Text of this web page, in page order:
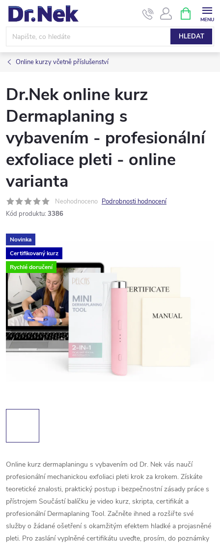
Přejít
obsah
HLEDAT
NÁKUPNÍ
KOŠÍK
Online kurzy včetně příslušenství
Dr.Nek online kurz
Dermaplaning s
vybavením - profesionální
exfoliace pleti - online
varianta
Neohodnoceno Podrobnosti hodnocení
Kód produktu: 3386
Novinka
Certifikovaný kurz
Rychlé doručení
Online kurz dermaplaningu s vybavením od Dr. Nek vás naučí
profesionální mechanickou exfoliaci pleti krok za krokem. Získáte
teoretické znalosti, praktický postup i bezpečnostní zásady práce s
přístrojem Součástí balíčku je video kurz, skripta, certifikát a
profesionální Dermaplaning Tool. Začněte ihned a rozšiřte své
služby o žádané ošetření s okamžitým efektem hladké a projasněné
pleti. Pro zaslání vyplněné certifikátu uveďte, prosím, do poznámky